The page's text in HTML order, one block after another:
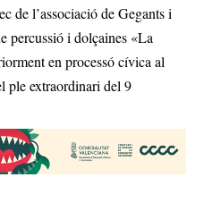
de l’associació de Gegants i
percussió i dolçaines «La
en processó cívica al
ple extraordinari del 9